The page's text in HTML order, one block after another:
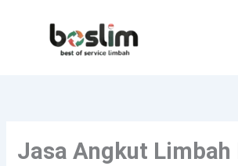
Jasa Angkut Limbah